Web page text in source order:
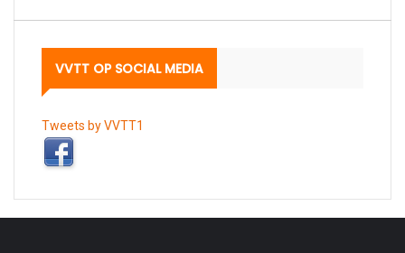
VVTT OP SOCIAL MEDIA
Tweets by VVTT1